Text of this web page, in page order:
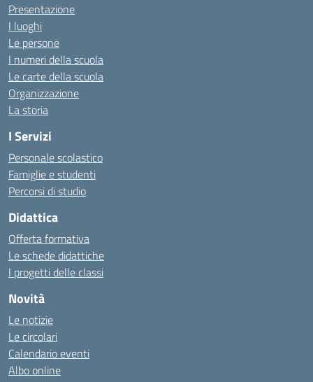
Presentazione
I luoghi
Le persone
I numeri della scuola
Le carte della scuola
Organizzazione
La storia
I Servizi
Personale scolastico
Famiglie e studenti
Percorsi di studio
Didattica
Offerta formativa
Le schede didattiche
I progetti delle classi
Novità
Le notizie
Le circolari
Calendario eventi
Albo online